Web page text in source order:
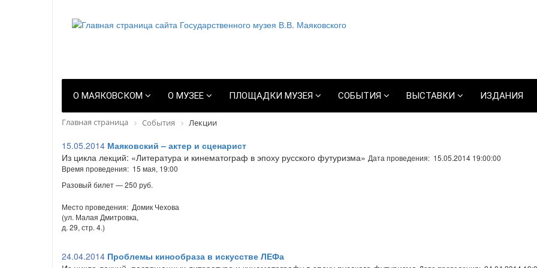
О МАЯКОВСКОМ О МУЗЕЕ ПЛОЩАДКИ МУЗЕЯ СОБЫТИЯ ВЫСТАВКИ ИЗДАНИЯ
Главная страница События Лекции
15.05.2014 Маяковский – актер и сценарист
Из цикла лекций: «Литература и кинематограф в эпоху русского футуризма» Дата проведения: 15.05.2014 19:00:00
Время проведения: 15 мая, 19:00
Разовый билет — 250 руб.
Место проведения: Домик Чехова
(ул. Малая Дмитровка,
д. 29, стр. 4.)
24.04.2014 Проблемы кинообраза в искусстве ЛЕФа